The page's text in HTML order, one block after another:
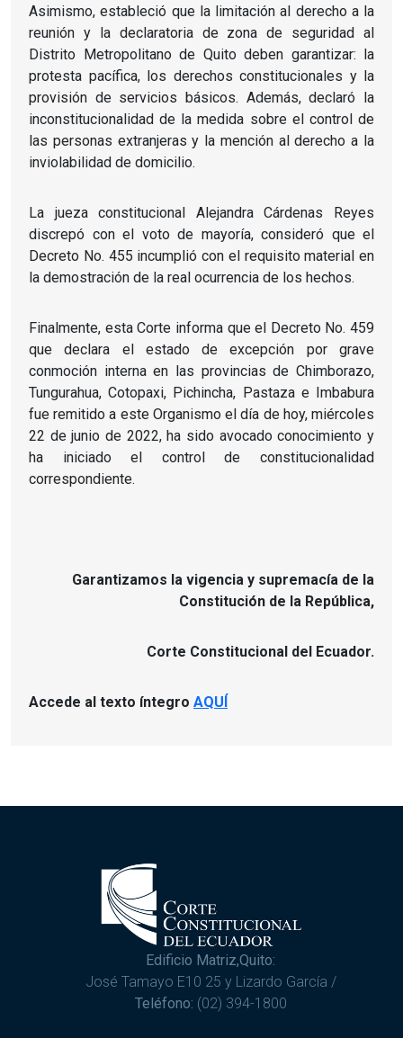
Asimismo, estableció que la limitación al derecho a la
reunión y la declaratoria de zona de seguridad al
Distrito Metropolitano de Quito deben garantizar: la
protesta pacífica, los derechos constitucionales y la
provisión de servicios básicos. Además, declaró la
inconstitucionalidad de la medida sobre el control de
las personas extranjeras y la mención al derecho a la
inviolabilidad de domicilio.
La jueza constitucional Alejandra Cárdenas Reyes
discrepó con el voto de mayoría, consideró que el
Decreto No. 455 incumplió con el requisito material en
la demostración de la real ocurrencia de los hechos.
Finalmente, esta Corte informa que el Decreto No. 459
que declara el estado de excepción por grave
conmoción interna en las provincias de Chimborazo,
Tungurahua, Cotopaxi, Pichincha, Pastaza e Imbabura
fue remitido a este Organismo el día de hoy, miércoles
22 de junio de 2022, ha sido avocado conocimiento y
ha iniciado el control de constitucionalidad
correspondiente.
Garantizamos la vigencia y supremacía de la
Constitución de la República,
Corte Constitucional del Ecuador.
Accede al texto íntegro AQUÍ
Edificio Matriz,Quito:
José Tamayo E10 25 y Lizardo García /
Teléfono: (02) 394-1800